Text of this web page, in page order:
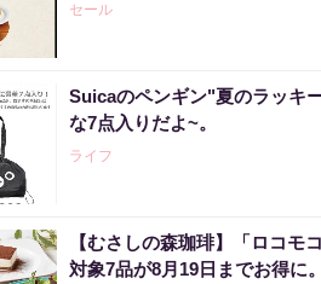
セール
Suicaのペンギン"夏のラッキ
な7点入りだよ~。
ライフ
【むさしの森珈琲】「ロコモ
対象7品が8月19日までお得に。